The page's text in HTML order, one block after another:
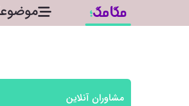
مشاوران آنلاین